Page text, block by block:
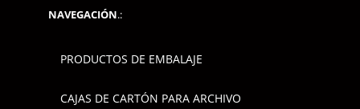
NAVEGACIÓN.:
PRODUCTOS DE EMBALAJE
CAJAS DE CARTÓN PARA ARCHIVO